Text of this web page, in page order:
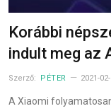
Korábbi
indult meg az
Szerző: PÉTER 2021-
A Xiaomi